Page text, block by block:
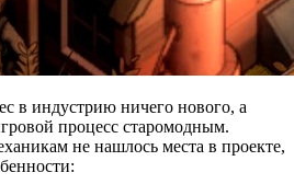
в индустрию ничего нового, а
процесс старомодным.
не нашлось места в проекте,